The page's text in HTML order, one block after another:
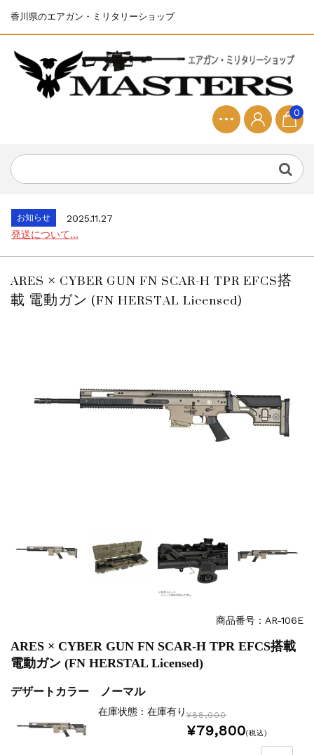
香川県のエアガン・ミリタリーショップ
0
ちょっと面白い電動416修理...
お知らせ
お知らせ
2025.11.27
発送について...
お知らせ
2025.8.28
ちょっと面白い電動416修理...
GMailご利用のお客様へ...
ARES × CYBER GUN FN SCAR-H TPR EFCS搭
載 電動ガン (FN HERSTAL Licensed)
商品番号：AR-106E
ARES × CYBER GUN FN SCAR-H TPR EFCS搭載
電動ガン (FN HERSTAL Licensed)
デザートカラー ノーマル
在庫状態 : 在庫有り¥88,000
¥79,800(税込)